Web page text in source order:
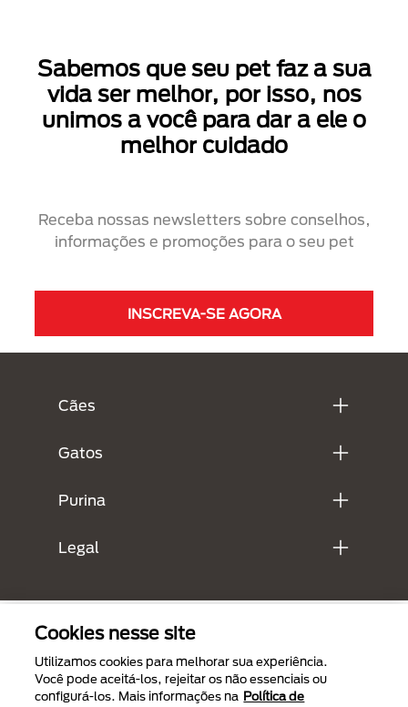
Sabemos que seu pet faz a sua
vida ser melhor, por isso, nos
unimos a você para dar a ele o
melhor cuidado
Receba nossas newsletters sobre conselhos,
informações e promoções para o seu pet
INSCREVA-SE AGORA
Cães
Gatos
Purina
Legal
Cookies nesse site
Utilizamos cookies para melhorar sua experiência.
Você pode aceitá-los, rejeitar os não essenciais ou
configurá-los. Mais informações na Política de